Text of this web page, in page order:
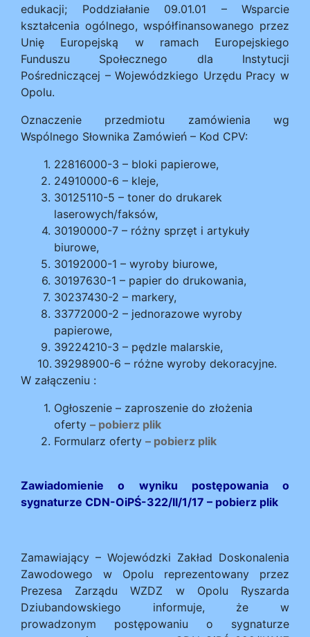
edukacji; Poddziałanie 09.01.01 – Wsparcie
kształcenia ogólnego, współfinansowanego przez
Unię Europejską w ramach Europejskiego
Funduszu Społecznego dla Instytucji
Pośredniczącej – Wojewódzkiego Urzędu Pracy w
Opolu.
Oznaczenie przedmiotu zamówienia wg
Wspólnego Słownika Zamówień – Kod CPV:
22816000-3 – bloki papierowe,
24910000-6 – kleje,
30125110-5 – toner do drukarek
laserowych/faksów,
30190000-7 – różny sprzęt i artykuły
biurowe,
30192000-1 – wyroby biurowe,
30197630-1 – papier do drukowania,
30237430-2 – markery,
33772000-2 – jednorazowe wyroby
papierowe,
39224210-3 – pędzle malarskie,
39298900-6 – różne wyroby dekoracyjne.
W załączeniu :
Ogłoszenie – zaproszenie do złożenia
oferty – pobierz plik
Formularz oferty – pobierz plik
Zawiadomienie o wyniku postępowania o
sygnaturze CDN-OiPŚ-322/II/1/17 – pobierz plik
Zamawiający – Wojewódzki Zakład Doskonalenia
Zawodowego w Opolu reprezentowany przez
Prezesa Zarządu WZDZ w Opolu Ryszarda
Dziubandowskiego informuje, że w
prowadzonym postępowaniu o sygnaturze